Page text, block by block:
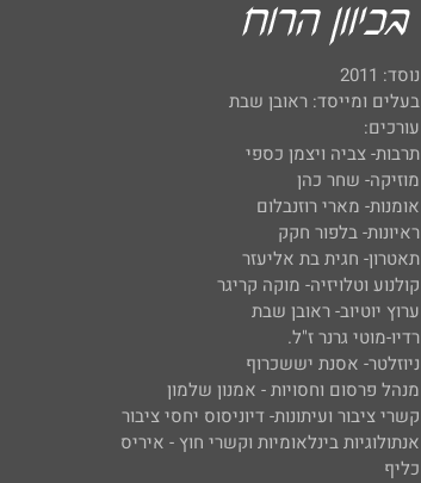
נוסד: 2011
בעלים ומייסד: ראובן שבת
עורכים:
תרבות- צביה ויצמן כספי
מוזיקה- שחר כהן
אומנות- מארי רוזנבלום
ראיונות- בלפור חקק
תאטרון- חגית בת אליעזר
קולנוע וטלויזיה- מוקה קריגר
ערוץ יוטיוב- ראובן שבת
רדיו-מוטי גרנר ז"ל.
ניוזלטר- אסנת יששכרוף
מנהל פרסום וחסויות - אמנון שלמון
קשרי ציבור ועיתונות- דיוניסוס יחסי ציבור
אנתולוגיות בינלאומיות וקשרי חוץ - איריס
כליף